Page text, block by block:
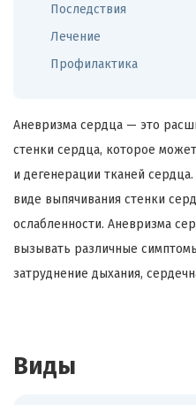
Последствия
Лечение
Профилактика
Аневризма сердца — это
стенки сердца, которое
и дегенерации тканей
виде выпячивания стенки
ослабленности. Аневризма
вызывать различные
затруднение дыхания,
Виды